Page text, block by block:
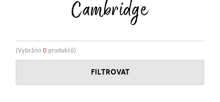
Cambridge
(Vybráno 0 produktů)
FILTROVAT